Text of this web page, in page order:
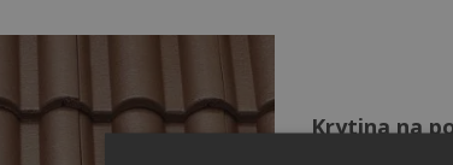
Krytina na